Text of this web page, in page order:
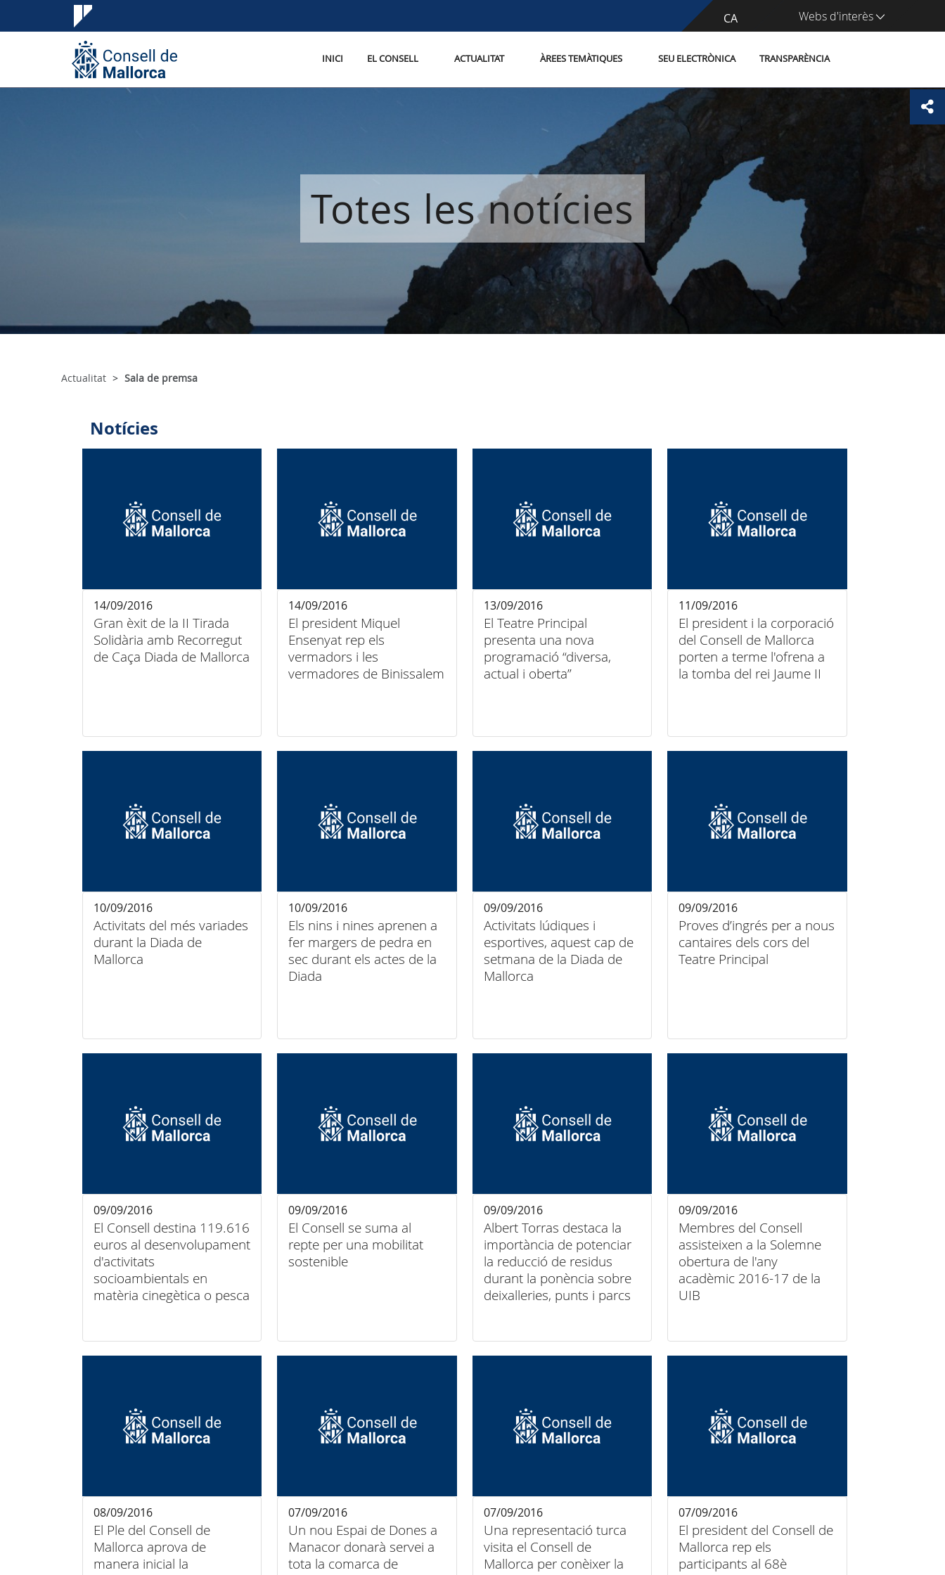
CA
ES Webs d'interès
INICI EL CONSELL ACTUALITAT ÀREES TEMÀTIQUES SEU ELECTRÒNICA TRANSPARÈNCIA
Totes les notícies
Actualitat Sala de premsa
Notícies
Gran èxit de la II Tirada
Solidària amb Recorregut
de Caça Diada de Mallorca
14/09/2016
El president Miquel
Ensenyat rep els
vermadors i les
vermadores de Binissalem
14/09/2016
El Teatre Principal
presenta una nova
programació “diversa,
actual i oberta”
13/09/2016
El president i la corporació
del Consell de Mallorca
porten a terme l'ofrena a
la tomba del rei Jaume II
11/09/2016
Activitats del més variades
durant la Diada de
Mallorca
10/09/2016
Els nins i nines aprenen a
fer margers de pedra en
sec durant els actes de la
Diada
10/09/2016
Activitats lúdiques i
esportives, aquest cap de
setmana de la Diada de
Mallorca
09/09/2016
Proves d’ingrés per a nous
cantaires dels cors del
Teatre Principal
09/09/2016
El Consell destina 119.616
euros al desenvolupament
d'activitats
socioambientals en
matèria cinegètica o pesca
09/09/2016
El Consell se suma al
repte per una mobilitat
sostenible
09/09/2016
Albert Torras destaca la
importància de potenciar
la reducció de residus
durant la ponència sobre
deixalleries, punts i parcs
09/09/2016
Membres del Consell
assisteixen a la Solemne
obertura de l'any
acadèmic 2016-17 de la
UIB
09/09/2016
El Ple del Consell de
Mallorca aprova de
manera inicial la
08/09/2016
Un nou Espai de Dones a
Manacor donarà servei a
tota la comarca de
07/09/2016
Una representació turca
visita el Consell de
Mallorca per conèixer la
07/09/2016
El president del Consell de
Mallorca rep els
participants al 68è
07/09/2016